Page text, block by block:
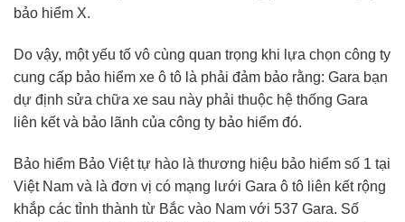
bảo hiểm X.
Do vậy, một yếu tố vô cùng quan trọng khi lựa chọn công ty
cung cấp bảo hiểm xe ô tô là phải đảm bảo rằng: Gara bạn
dự định sửa chữa xe sau này phải thuộc hệ thống Gara
liên kết và bảo lãnh của công ty bảo hiểm đó.
Bảo hiểm Bảo Việt tự hào là thương hiệu bảo hiểm số 1 tại
Việt Nam và là đơn vị có mạng lưới Gara ô tô liên kết rộng
khắp các tỉnh thành từ Bắc vào Nam với 537 Gara. Số